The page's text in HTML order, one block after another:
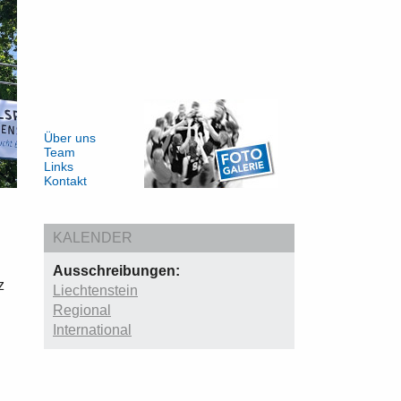
Über uns
Team
Links
Kontakt
KALENDER
Ausschreibungen:
Liechtenstein
Regional
International